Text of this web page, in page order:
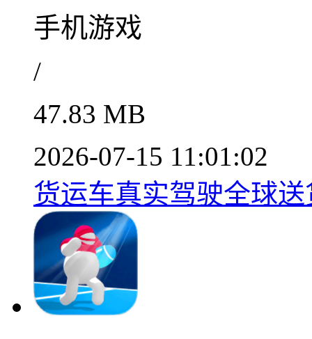
手机游戏
/
47.83 MB
2026-07-15 11:01:02
货运车真实驾驶全球